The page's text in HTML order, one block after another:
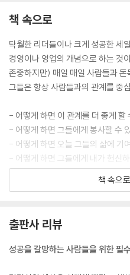
13. 비전을 창조하고 그 비전을 실현
15. 요청을 두려워해서는 안 된다
16. 호감보다 존경을 사야 한다
17. 감정적 반응보다는 능동적으로
18. 누구나 Yes라는 말을 하고 싶어
20. 긍정적인 이메일은 행동을 변
5장 삶은 도전이며 당당히 맞서야
1. 동기 부여는 그 자체로 완벽하다
2. 의식적인 리더가 되어야 한다
4. 성공의 방법은 스스로 깨닫도록
5. 자신에게 맞는 방법을 찾아야 한다
6. 낙관론자는 기회와 가능성 쪽으로
책 속으로
탁월한 리더들이나 크게 성공한 세
경영이나 영업의 개념으로 하는 것
존중하지만) 매일 매일 사람들과
그들은 항상 사람들과의 관계를 중
- 어떻게 하면 이 관계를 더 좋게 할
- 어떻게 하면 그들에게 봉사할 수
- 어떻게 하면 오늘 그들의 삶에 기
- 어떻게 하면 그들에게 내가 헌신
- 어떻게 하면 그들을 더 행복하게
- 어떻게 하면 그들이 이 정보를 더
진정한 리더는 의사소통을 통해 모
는 것은 모든 문제를 악화시킨다.
러니 대화를 중요시하라. 오늘 부
책 속으
출판사 리뷰
성공을 갈망하는 사람들을 위한 필